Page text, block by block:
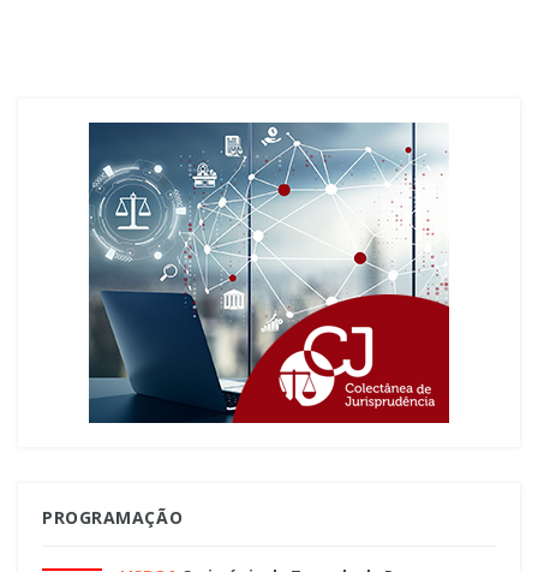
PROGRAMAÇÃO